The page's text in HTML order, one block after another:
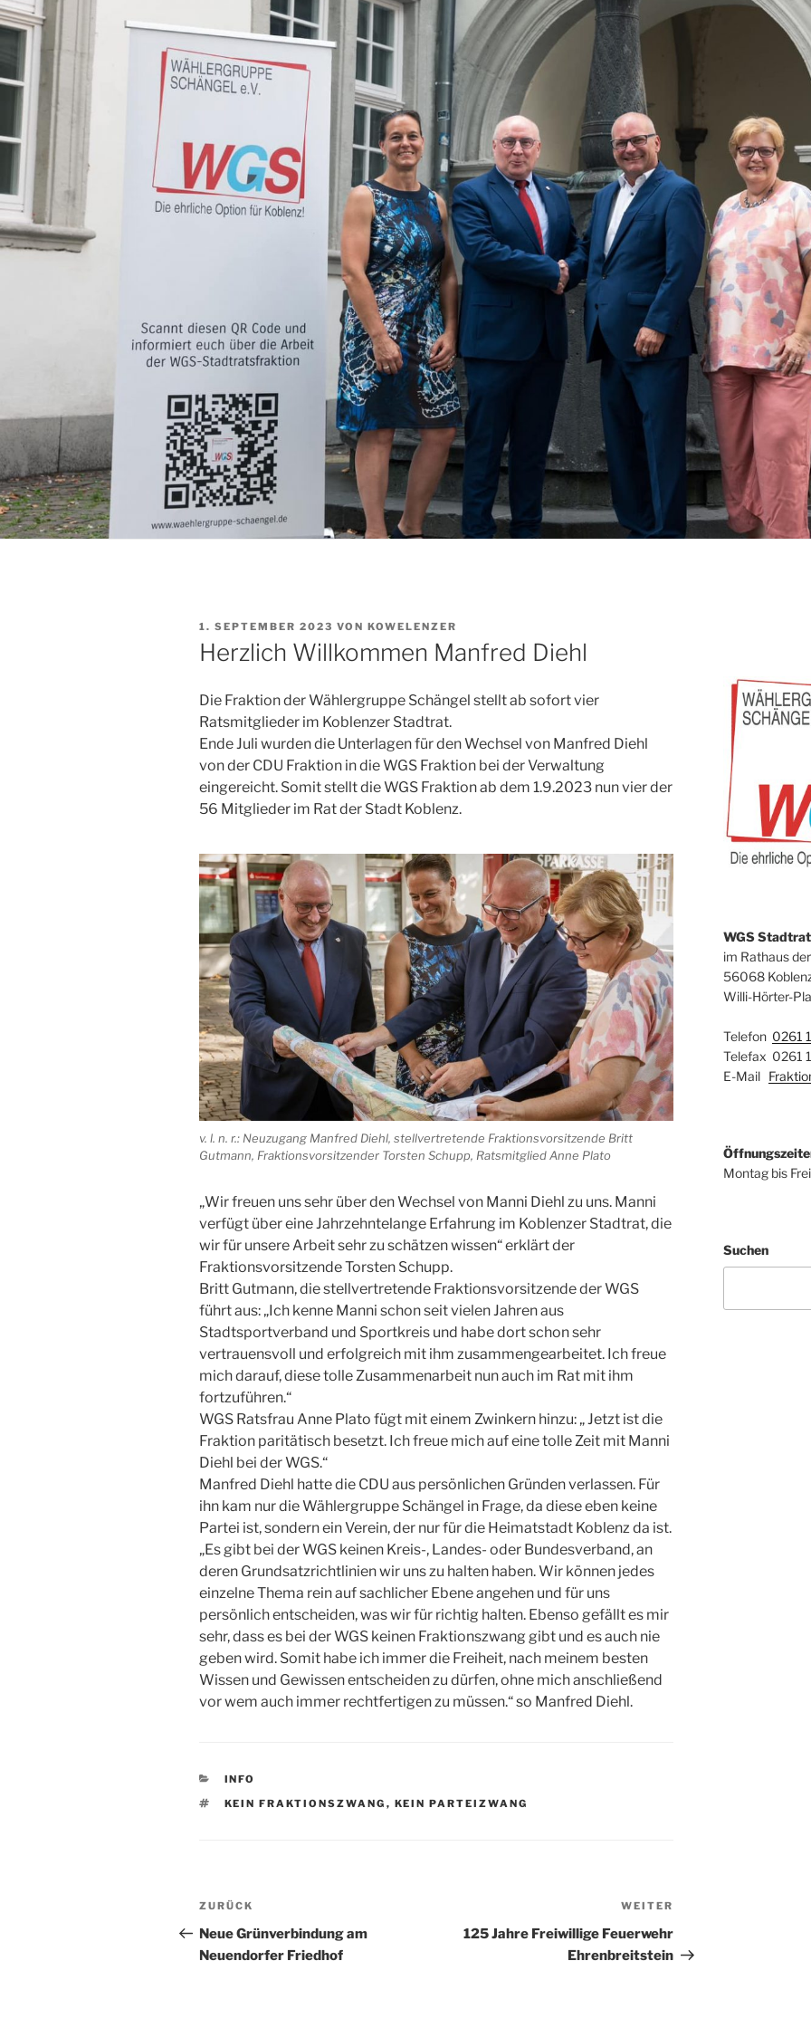
VERÖFFENTLICHT
AM
1. SEPTEMBER 2023 VON KOWELENZER
Herzlich Willkommen Manfred Diehl
Die Fraktion der Wählergruppe Schängel stellt ab sofort vier
Ratsmitglieder im Koblenzer Stadtrat.
Ende Juli wurden die Unterlagen für den Wechsel von Manfred Diehl
von der CDU Fraktion in die WGS Fraktion bei der Verwaltung
eingereicht. Somit stellt die WGS Fraktion ab dem 1.9.2023 nun vier der
56 Mitglieder im Rat der Stadt Koblenz.
v. l. n. r.: Neuzugang Manfred Diehl, stellvertretende Fraktionsvorsitzende Britt
Gutmann, Fraktionsvorsitzender Torsten Schupp, Ratsmitglied Anne Plato
„Wir freuen uns sehr über den Wechsel von Manni Diehl zu uns. Manni
verfügt über eine Jahrzehntelange Erfahrung im Koblenzer Stadtrat, die
wir für unsere Arbeit sehr zu schätzen wissen“ erklärt der
Fraktionsvorsitzende Torsten Schupp.
Britt Gutmann, die stellvertretende Fraktionsvorsitzende der WGS
führt aus: „Ich kenne Manni schon seit vielen Jahren aus
Stadtsportverband und Sportkreis und habe dort schon sehr
vertrauensvoll und erfolgreich mit ihm zusammengearbeitet. Ich freue
mich darauf, diese tolle Zusammenarbeit nun auch im Rat mit ihm
fortzuführen.“
WGS Ratsfrau Anne Plato fügt mit einem Zwinkern hinzu: „ Jetzt ist die
Fraktion paritätisch besetzt. Ich freue mich auf eine tolle Zeit mit Manni
Diehl bei der WGS.“
Manfred Diehl hatte die CDU aus persönlichen Gründen verlassen. Für
ihn kam nur die Wählergruppe Schängel in Frage, da diese eben keine
Partei ist, sondern ein Verein, der nur für die Heimatstadt Koblenz da ist.
„Es gibt bei der WGS keinen Kreis-, Landes- oder Bundesverband, an
deren Grundsatzrichtlinien wir uns zu halten haben. Wir können jedes
einzelne Thema rein auf sachlicher Ebene angehen und für uns
persönlich entscheiden, was wir für richtig halten. Ebenso gefällt es mir
sehr, dass es bei der WGS keinen Fraktionszwang gibt und es auch nie
geben wird. Somit habe ich immer die Freiheit, nach meinem besten
Wissen und Gewissen entscheiden zu dürfen, ohne mich anschließend
vor wem auch immer rechtfertigen zu müssen.“ so Manfred Diehl.
KATEGORIEN
INFO
SCHLAGWÖRTER
KEIN FRAKTIONSZWANG , KEIN PARTEIZWANG
Beitragsnavigation
Vorheriger
Beitrag
ZURÜCK
Neue Grünverbindung am
Neuendorfer Friedhof
Beitrag
WEITER
125 Jahre Freiwillige Feuerwehr
Ehrenbreitstein
WGS
im Rathaus
56068
Willi-Hörter-
Telefon 0261
Telefax 0261
E-Mail
Montag bis
Suchen